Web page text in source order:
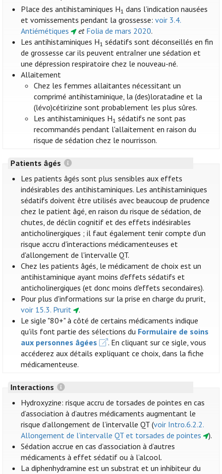
Place des antihistaminiques H1 dans l’indication nausées
et vomissements pendant la grossesse:voir 3.4.
Antiémétiques
et Folia de mars 2020.
Les antihistaminiques H1 sédatifs sont déconseillés en fin
de grossesse car ils peuvent entraîner une sédation et
une dépression respiratoire chez le nouveau-né.
Allaitement
Chez les femmes allaitantes nécessitant un
comprimé antihistaminique, la (des)loratadine et la
(lévo)cétirizine sont probablement les plus sûres.
Les antihistaminiques H1 sédatifs ne sont pas
recommandés pendant l'allaitement en raison du
risque de sédation chez le nourrisson.
Patients âgés
Les patients âgés sont plus sensibles aux effets
indésirables des antihistaminiques. Les antihistaminiques
sédatifs doivent être utilisés avec beaucoup de prudence
chez le patient âgé, en raison du risque de sédation, de
chutes, de déclin cognitif et des effets indésirables
anticholinergiques ; il faut également tenir compte d’un
risque accru d'interactions médicamenteuses et
d'allongement de l'intervalle QT.
Chez les patients âgés, le médicament de choix est un
antihistaminique ayant moins d'effets sédatifs et
anticholinergiques (et donc moins d'effets secondaires).
Pour plus d'informations sur la prise en charge du prurit,
voir 15.3. Prurit
.
Le sigle "80+" à côté de certains médicaments indique
qu'ils font partie des sélections du Formulaire de soins
aux personnes âgées
. En cliquant sur ce sigle, vous
accéderez aux détails expliquant ce choix, dans la fiche
médicamenteuse.
Interactions
Hydroxyzine: risque accru de torsades de pointes en cas
d’association à d’autres médicaments augmentant le
risque d’allongement de l’intervalle QT (voir Intro.6.2.2.
Allongement de l’intervalle QT et torsades de pointes
).
Sédation accrue en cas d’association à d’autres
médicaments à effet sédatif ou à l’alcool.
La diphenhydramine est un substrat et un inhibiteur du